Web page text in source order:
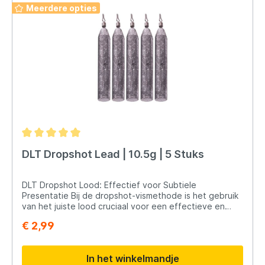
Meerdere opties
DLT Dropshot Lead | 10.5g | 5 Stuks
DLT Dropshot Lood: Effectief voor Subtiele
Presentatie Bij de dropshot-vismethode is het gebruik
van het juiste lood cruciaal voor een effectieve en
Loodgewichten zijn ontworpen om deze behoefte te
Speciale Wartel voor Afstandsregeling: Het lood is
voorzien van een speciale wartel, waarmee je
€ 2,99
In het winkelmandje